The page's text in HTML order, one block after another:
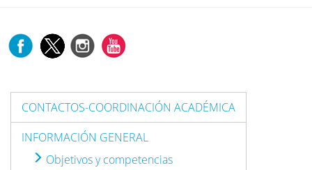
CONTACTOS-COORDINACIÓN ACADÉMICA
INFORMACIÓN GENERAL
Objetivos y competencias